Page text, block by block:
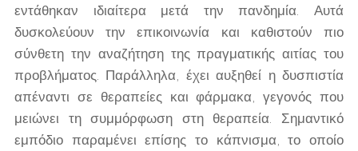
εντάθηκαν ιδιαίτερα μετά την πανδημία. Αυτά
δυσκολεύουν την επικοινωνία και καθιστούν πιο
σύνθετη την αναζήτηση της πραγματικής αιτίας του
προβλήματος. Παράλληλα, έχει αυξηθεί η δυσπιστία
απέναντι σε θεραπείες και φάρμακα, γεγονός που
μειώνει τη συμμόρφωση στη θεραπεία. Σημαντικό
εμπόδιο παραμένει επίσης το κάπνισμα, το οποίο